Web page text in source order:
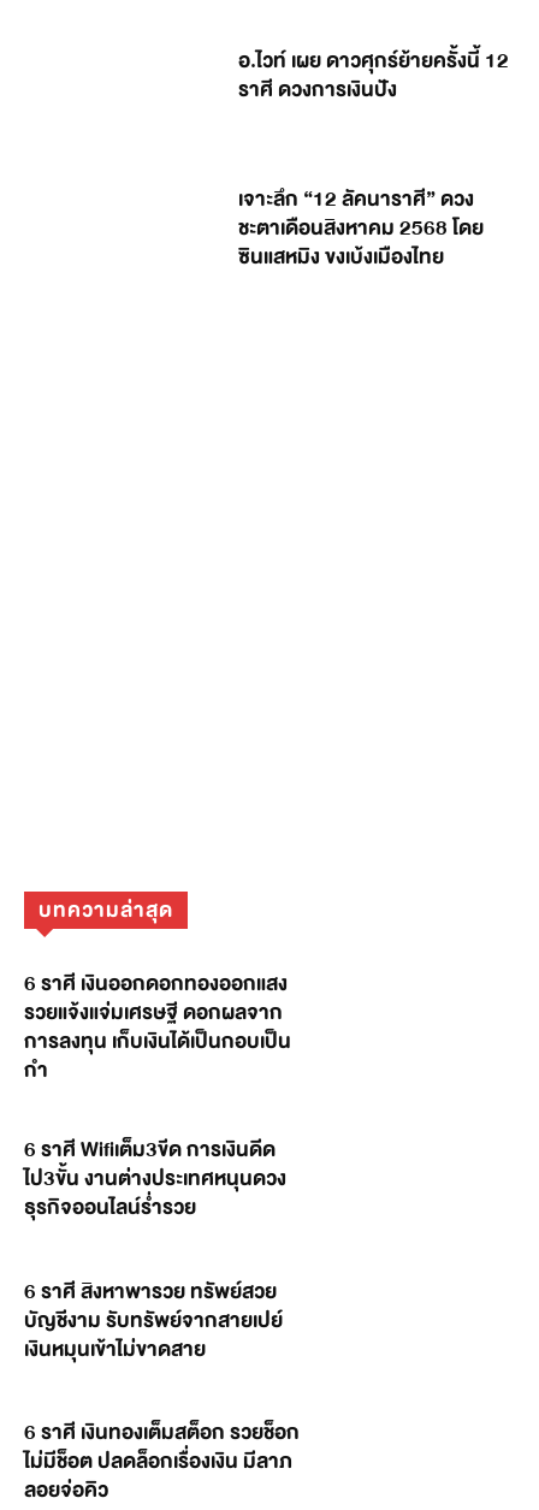
อ.ไวท์ เผย ดาวศุกร์ย้ายครั้งนี้ 12
ราศี ดวงการเงินปัง
เจาะลึก “12 ลัคนาราศี” ดวง
ชะตาเดือนสิงหาคม 2568 โดย
ซินแสหมิง ขงเบ้งเมืองไทย
บทความล่าสุด
6 ราศี เงินออกดอกทองออกแสง
รวยแจ้งแจ่มเศรษฐี ดอกผลจาก
การลงทุน เก็บเงินได้เป็นกอบเป็น
กำ
6 ราศี Wifiเต็ม3ขีด การเงินดีด
ไป3ขั้น งานต่างประเทศหนุนดวง
ธุรกิจออนไลน์ร่ำรวย
6 ราศี สิงหาพารวย ทรัพย์สวย
บัญชีงาม รับทรัพย์จากสายเปย์
เงินหมุนเข้าไม่ขาดสาย
6 ราศี เงินทองเต็มสต็อก รวยช็อก
ไม่มีช็อต ปลดล็อกเรื่องเงิน มีลาภ
ลอยจ่อคิว